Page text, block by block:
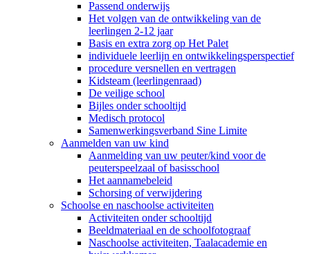
Passend onderwijs
Het volgen van de ontwikkeling van de
leerlingen 2-12 jaar
Basis en extra zorg op Het Palet
individuele leerlijn en ontwikkelingsperspectief
procedure versnellen en vertragen
Kidsteam (leerlingenraad)
De veilige school
Bijles onder schooltijd
Medisch protocol
Samenwerkingsverband Sine Limite
Aanmelden van uw kind
Aanmelding van uw peuter/kind voor de
peuterspeelzaal of basisschool
Het aannamebeleid
Schorsing of verwijdering
Schoolse en naschoolse activiteiten
Activiteiten onder schooltijd
Beeldmateriaal en de schoolfotograaf
Naschoolse activiteiten, Taalacademie en